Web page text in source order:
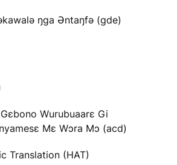
ŋga Əntaŋfə (gde)
Wurubuaarɛ Gi
Mɛ Wɔra Mɔ (acd)
Translation (HAT)